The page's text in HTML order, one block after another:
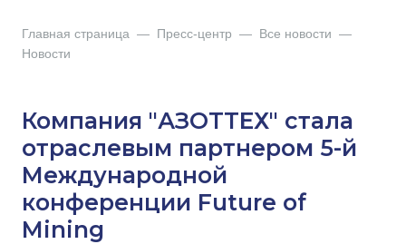
Главная страница — Пресс-центр — Все новости —
Новости
Компания "АЗОТТЕХ" стала
отраслевым партнером 5-й
Международной
конференции Future of
Mining